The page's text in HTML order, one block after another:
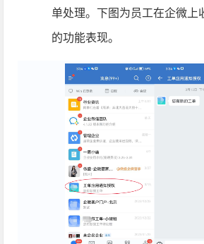
单处理。下图为员工在企微上
的功能表现。